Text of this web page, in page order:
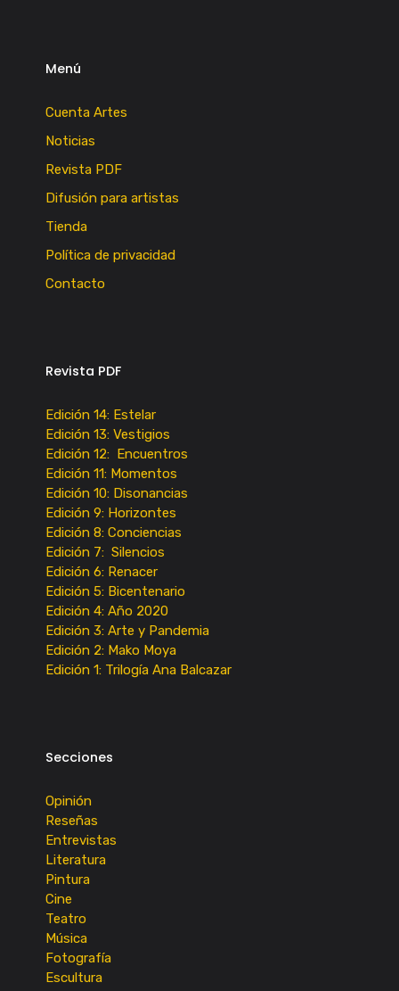
Menú
Cuenta Artes
Noticias
Revista PDF
Difusión para artistas
Tienda
Política de privacidad
Contacto
Revista PDF
Edición 14: Estelar
Edición 13: Vestigios
Edición 12: Encuentros
Edición 11: Momentos
Edición 10: Disonancias
Edición 9: Horizontes
Edición 8: Conciencias
Edición 7: Silencios
Edición 6: Renacer
Edición 5: Bicentenario
Edición 4: Año 2020
Edición 3: Arte y Pandemia
Edición 2: Mako Moya
Edición 1: Trilogía Ana Balcazar
Secciones
Opinión
Reseñas
Entrevistas
Literatura
Pintura
Cine
Teatro
Música
Fotografía
Escultura